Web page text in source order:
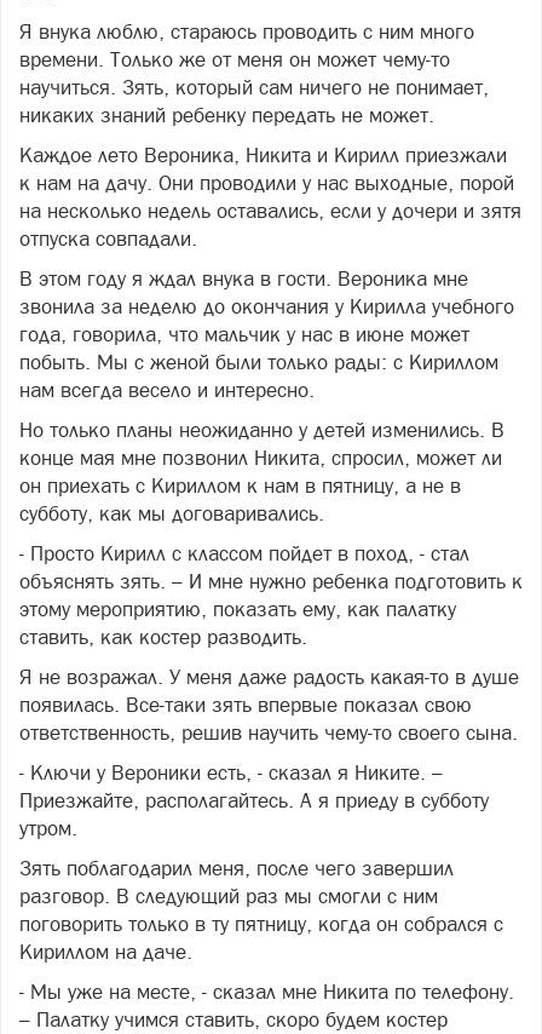
Я внука люблю, стараюсь проводить с ним много
времени. Только же от меня он может чему-то
научиться. Зять, который сам ничего не понимает,
никаких знаний ребенку передать не может.
Каждое лето Вероника, Никита и Кирилл приезжали
к нам на дачу. Они проводили у нас выходные, порой
на несколько недель оставались, если у дочери и зятя
отпуска совпадали.
В этом году я ждал внука в гости. Вероника мне
звонила за неделю до окончания у Кирилла учебного
года, говорила, что мальчик у нас в июне может
побыть. Мы с женой были только рады: с Кириллом
нам всегда весело и интересно.
Но только планы неожиданно у детей изменились. В
конце мая мне позвонил Никита, спросил, может ли
он приехать с Кириллом к нам в пятницу, а не в
субботу, как мы договаривались.
- Просто Кирилл с классом пойдет в поход, - стал
объяснять зять. – И мне нужно ребенка подготовить к
этому мероприятию, показать ему, как палатку
ставить, как костер разводить.
Я не возражал. У меня даже радость какая-то в душе
появилась. Все-таки зять впервые показал свою
ответственность, решив научить чему-то своего сына.
- Ключи у Вероники есть, - сказал я Никите. –
Приезжайте, располагайтесь. А я приеду в субботу
утром.
Зять поблагодарил меня, после чего завершил
разговор. В следующий раз мы смогли с ним
поговорить только в ту пятницу, когда он собрался с
Кириллом на даче.
- Мы уже на месте, - сказал мне Никита по телефону.
– Палатку учимся ставить, скоро будем костер